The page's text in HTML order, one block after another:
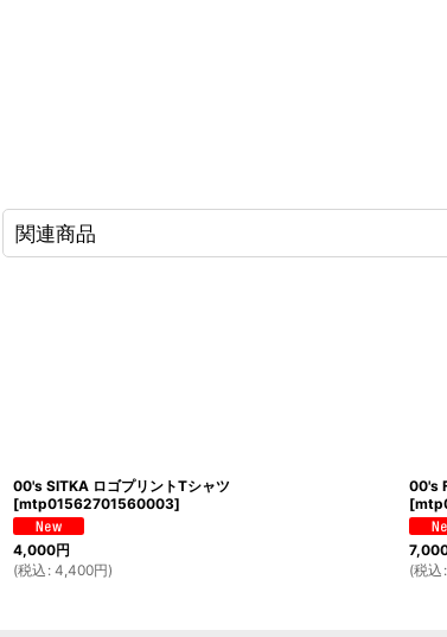
関連商品
00's SITKA ロゴプリントTシャツ
[mtp01562701560003]
4,000円
(税込 : 4,400円)
00's
[
(税込 :